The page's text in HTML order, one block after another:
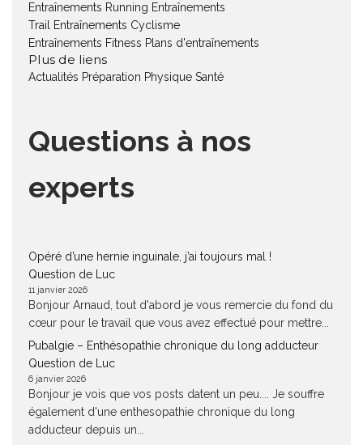
Entraînements Running Entraînements
Trail
Entraînements Cyclisme
Entraînements Fitness Plans d'entraînements
Plus de liens
Actualités Préparation Physique Santé
Questions à nos
experts
Opéré d’une hernie inguinale, j’ai toujours mal !
Question de Luc
11 janvier 2026
Bonjour Arnaud, tout d'abord je vous remercie du fond du
cœur pour le travail que vous avez effectué pour mettre...
Pubalgie – Enthésopathie chronique du long adducteur
Question de Luc
6 janvier 2026
Bonjour je vois que vos posts datent un peu.... Je souffre
également d'une enthesopathie chronique du long
adducteur depuis un...